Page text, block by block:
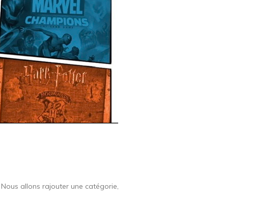
allons rajouter une catégorie,